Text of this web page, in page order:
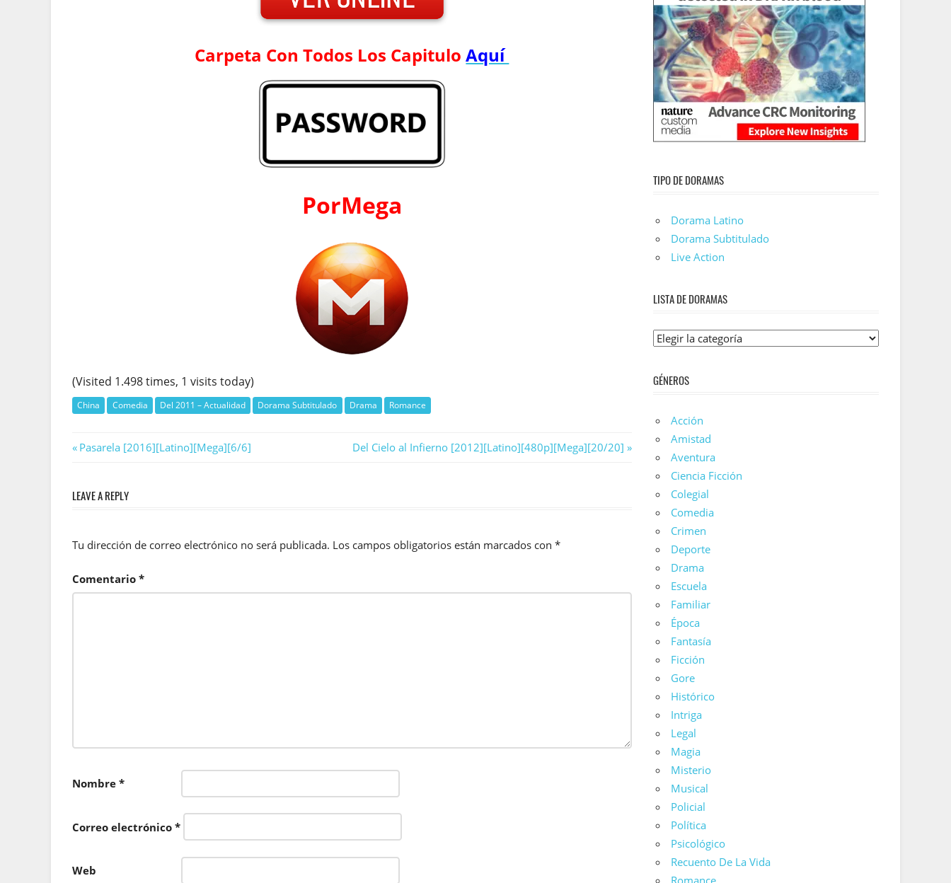
Carpeta Con Todos Los CapituloAquí
PorMega
(Visited 1.498 times, 1 visits today)
China Comedia Del 2011 – Actualidad Dorama Subtitulado Drama Romance
Navegación
entradas
Previous
Pasarela [2016][Latino][Mega][6/6]
Next
Del Cielo al Infierno [2012][Latino][480p][Mega][20/20]
LEAVE A REPLY
Tu dirección de correo electrónico no será publicada. Los campos obligatorios están marcados con *
Comentario *
Nombre *
Correo electrónico *
Web
TIPO DE DORAMAS
Dorama Latino
Dorama Subtitulado
Live Action
LISTA DE DORAMAS
Lista
Doramas
GÉNEROS
Acción
Amistad
Aventura
Ciencia Ficción
Colegial
Comedia
Crimen
Deporte
Drama
Escuela
Familiar
Época
Fantasía
Ficción
Gore
Histórico
Intriga
Legal
Magia
Misterio
Musical
Policial
Política
Psicológico
Recuento De La Vida
Romance